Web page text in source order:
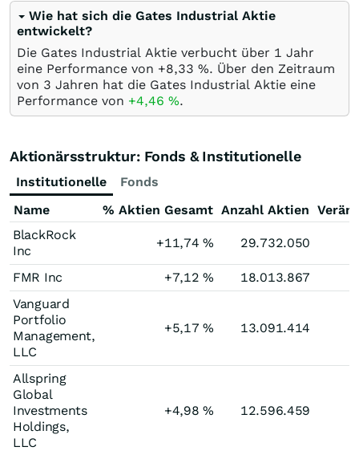
Wie hat sich die Gates Industrial Aktie
entwickelt?
Die Gates Industrial Aktie verbucht über 1 Jahr
eine Performance von +8,33 %. Über den Zeitraum
von 3 Jahren hat die Gates Industrial Aktie eine
Performance von +4,46 %.
Aktionärsstruktur: Fonds & Institutionelle
Institutionelle
Fonds
Name
% Aktien Gesamt Anzahl Aktien
BlackRock
Inc
+11,74% 29.732.050
FMR Inc +7,12%
18.013.867
Vanguard
Portfolio
Management,
LLC
+5,17% 13.091.414
Allspring
Global
Investments
Holdings,
LLC
+4,98% 12.596.459